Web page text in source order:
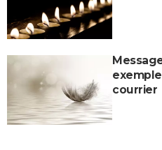
courrier